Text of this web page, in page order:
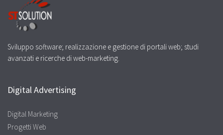
Sviluppo software; realizzazione e gestione di portali web; studi
avanzati e ricerche di web-marketing.
Digital Advertising
Digital Marketing
Progetti Web